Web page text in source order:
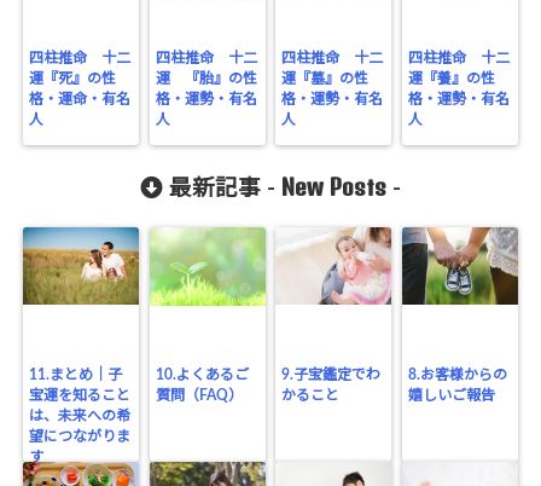
四柱推命 十二
運『死』の性
格・運命・有名
人
四柱推命 十二
運 『胎』の性
格・運勢・有名
人
四柱推命 十二
運『墓』の性
格・運勢・有名
人
四柱推命 十二
運『養』の性
格・運勢・有名
人
最新記事 - New Posts -
11.まとめ｜子
宝運を知ること
は、未来への希
望につながりま
す
10.よくあるご
質問（FAQ）
9.子宝鑑定でわ
かること
8.お客様からの
嬉しいご報告